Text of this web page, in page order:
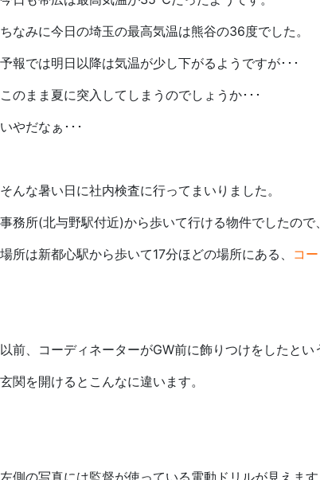
ちなみに今日の埼玉の最高気温は熊谷の36度でした。
予報では明日以降は気温が少し下がるようですが･･･
このまま夏に突入してしまうのでしょうか･･･
いやだなぁ･･･
そんな暑い日に社内検査に行ってまいりました。
事務所(北与野駅付近)から歩いて行ける物件でしたので
場所は新都心駅から歩いて17分ほどの場所にある、 コ
以前、コーディネーターがGW前に飾りつけをしたとい
玄関を開けるとこんなに違います。